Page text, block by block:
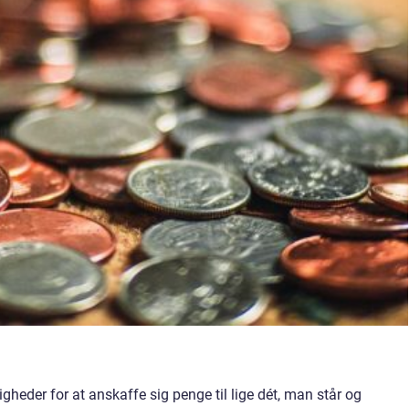
for at anskaffe sig penge til lige dét, man står og